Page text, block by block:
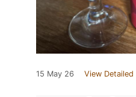
15 May 26 View Detailed